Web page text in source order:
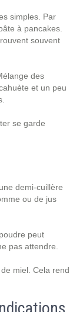
simples. Par
à pancakes.
souvent
des
et un peu
se garde
demi-cuillère
ou de jus
peut
pas attendre.
miel. Cela rend